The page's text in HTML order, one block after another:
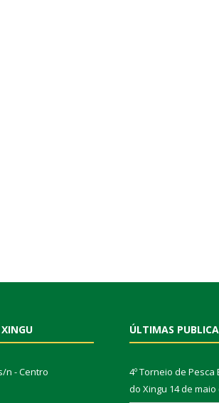
n - Centro
ÚLTIMAS
4º Torneio de
do Xingu 14 de maio